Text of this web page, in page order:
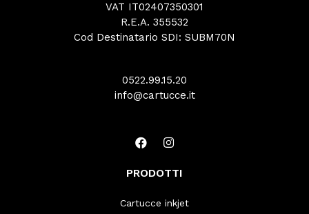
VAT IT02407350301
R.E.A. 355532
Cod Destinatario SDI: SUBM70N
0522.99.15.20
info@cartucce.it
PRODOTTI
Cartucce inkjet